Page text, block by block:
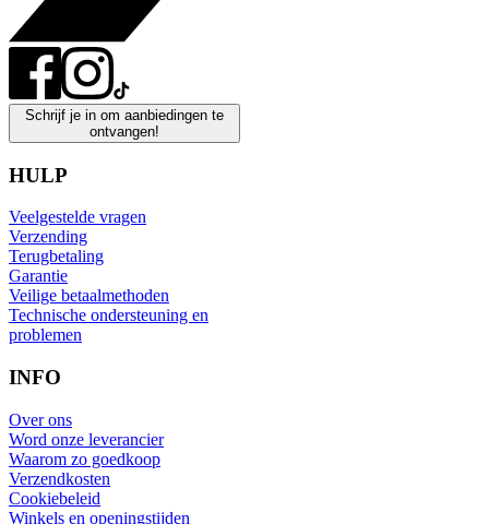
Schrijf je in om aanbiedingen te
ontvangen!
HULP
Veelgestelde vragen
Verzending
Terugbetaling
Garantie
Veilige betaalmethoden
Technische ondersteuning en
problemen
INFO
Over ons
Word onze leverancier
Waarom zo goedkoop
Verzendkosten
Cookiebeleid
Winkels en openingstijden